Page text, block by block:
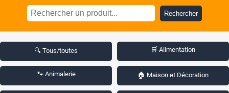
Rechercher
🔍 Tous/toutes 🛒 Alimentation
🐾 Animalerie 🏠 Maison et Décoration